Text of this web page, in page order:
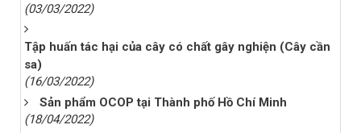
(03/03/2022)
Tập huấn tác hại của cây có chất gây nghiện (Cây cần
sa)
(16/03/2022)
Sản phẩm OCOP tại Thành phố Hồ Chí Minh
(18/04/2022)